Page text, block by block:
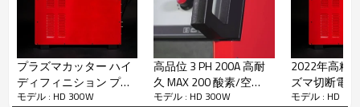
ステンレス切断能力 厚さ
プロダクションピアス 32mm
アルミカット能力 厚さ
プラズマカッター ハイ
ディフィニション プラ
ズマ切断 プラズマソー
モデル : HD 300W
高品位 3 PH 200A 高耐
久 MAX 200 酸素/空
気/N2/H35 プラズマ切
モデル : HD 300W
2022年高精
ズマ切断電
モデル : HD